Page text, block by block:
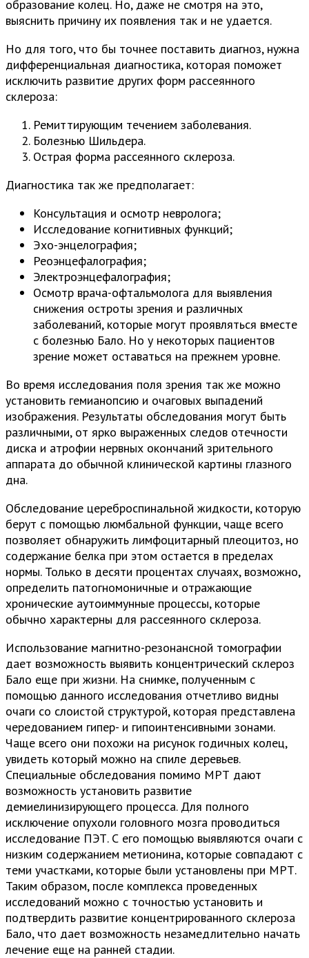
образование колец. Но, даже не смотря на это,
выяснить причину их появления так и не удается.
Но для того, что бы точнее поставить диагноз, нужна
дифференциальная диагностика, которая поможет
исключить развитие других форм рассеянного
склероза:
Ремиттирующим течением заболевания.
Болезнью Шильдера.
Острая форма рассеянного склероза.
Диагностика так же предполагает:
Консультация и осмотр невролога;
Исследование когнитивных функций;
Эхо-энцелография;
Реоэнцефалография;
Электроэнцефалография;
Осмотр врача-офтальмолога для выявления
снижения остроты зрения и различных
заболеваний, которые могут проявляться вместе
с болезнью Бало. Но у некоторых пациентов
зрение может оставаться на прежнем уровне.
Во время исследования поля зрения так же можно
установить гемианопсию и очаговых выпадений
изображения. Результаты обследования могут быть
различными, от ярко выраженных следов отечности
диска и атрофии нервных окончаний зрительного
аппарата до обычной клинической картины глазного
дна.
Обследование цереброспинальной жидкости, которую
берут с помощью люмбальной функции, чаще всего
позволяет обнаружить лимфоцитарный плеоцитоз, но
содержание белка при этом остается в пределах
нормы. Только в десяти процентах случаях, возможно,
определить патогномоничные и отражающие
хронические аутоиммунные процессы, которые
обычно характерны для рассеянного склероза.
Использование магнитно-резонансной томографии
дает возможность выявить концентрический склероз
Бало еще при жизни. На снимке, полученным с
помощью данного исследования отчетливо видны
очаги со слоистой структурой, которая представлена
чередованием гипер- и гипоинтенсивными зонами.
Чаще всего они похожи на рисунок годичных колец,
увидеть который можно на спиле деревьев.
Специальные обследования помимо МРТ дают
возможность установить развитие
демиелинизирующего процесса. Для полного
исключение опухоли головного мозга проводиться
исследование ПЭТ. С его помощью выявляются очаги с
низким содержанием метионина, которые совпадают с
теми участками, которые были установлены при МРТ.
Таким образом, после комплекса проведенных
исследований можно с точностью установить и
подтвердить развитие концентрированного склероза
Бало, что дает возможность незамедлительно начать
лечение еще на ранней стадии.